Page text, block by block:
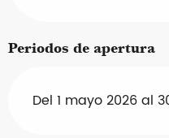
Periodos de apertura
Del 1 mayo 2026 al